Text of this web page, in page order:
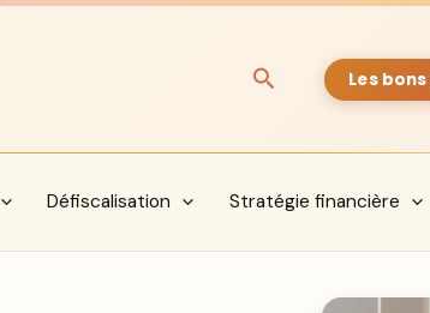
Rechercher
Les
Défiscalisation Stratégie financière